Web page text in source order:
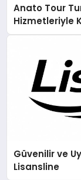
Anato Tour
Hizmetleriyle
Güvenilir ve
Lisansline